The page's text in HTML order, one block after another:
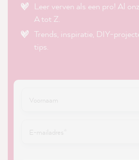
Leer verven als een pro! Al
A tot Z.
Trends, inspiratie, DIY-
tips.